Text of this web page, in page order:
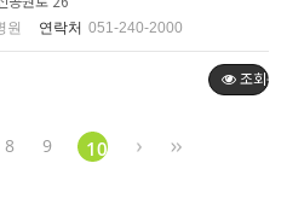
원 연락처 051-240-2000
조회순
8 9 10